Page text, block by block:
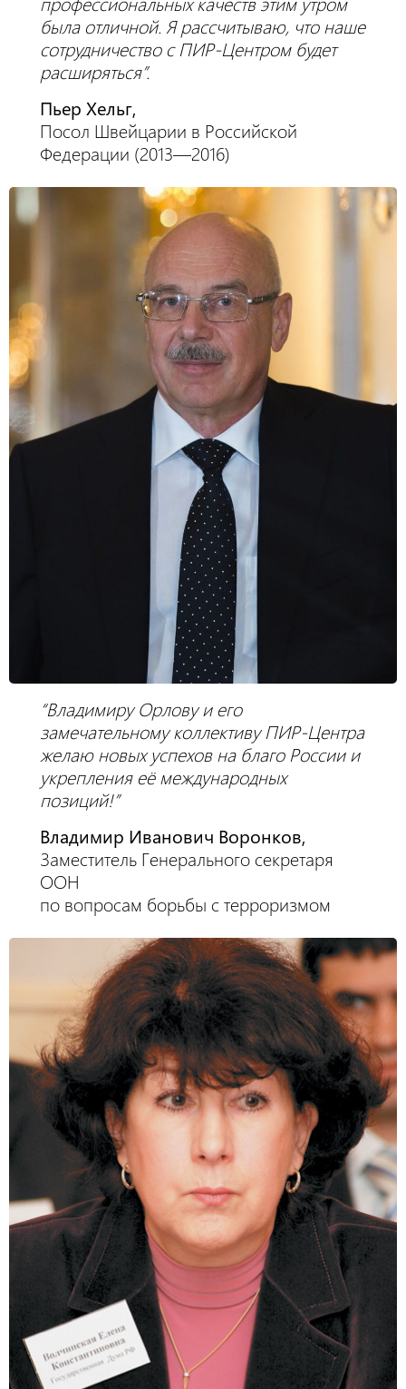
была отличной. Я рассчитываю, что наше
сотрудничество с ПИР-Центром будет
расширяться”.
Пьер Хельг,
Посол Швейцарии в Российской
Федерации (2013—2016)
“Владимиру Орлову и его
замечательному коллективу ПИР-Центра
желаю новых успехов на благо России и
укрепления её международных
позиций!”
Владимир Иванович Воронков,
Заместитель Генерального секретаря
ООН
по вопросам борьбы с терроризмом